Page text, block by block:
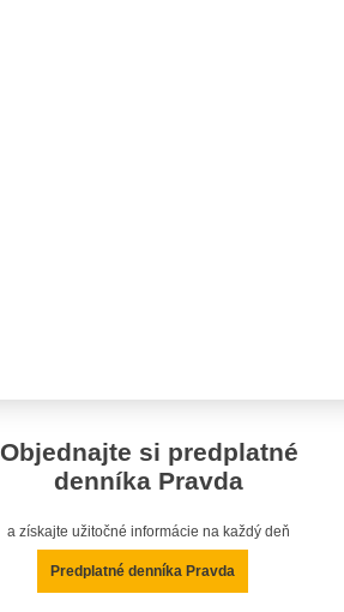
Objednajte si predplatné
denníka Pravda
a získajte užitočné informácie na každý deň
Predplatné denníka Pravda